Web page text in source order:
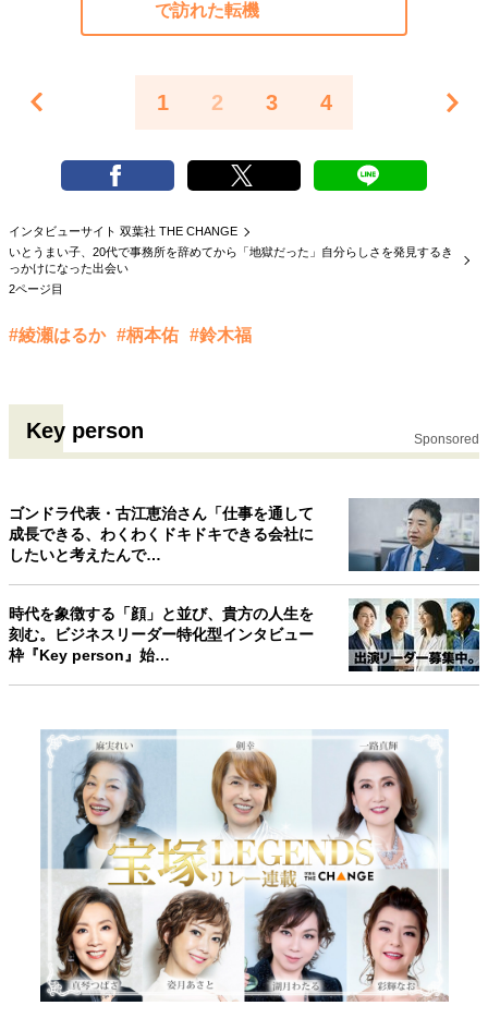
で訪れた転機
1 2 3 4
インタビューサイト 双葉社 THE CHANGE
いとうまい子、20代で事務所を辞めてから「地獄だった」自分らしさを発見するき
っかけになった出会い
2ページ目
#綾瀬はるか #柄本佑 #鈴木福
Key person Sponsored
ゴンドラ代表・古江恵治さん「仕事を通して
成長できる、わくわくドキドキできる会社に
したいと考えたんで…
時代を象徴する「顔」と並び、貴方の人生を
刻む。ビジネスリーダー特化型インタビュー
枠『Key person』始…